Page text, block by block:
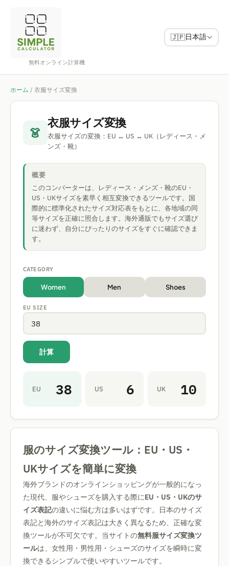
無料オンライン計算機
🇯🇵日本語
ホーム / 衣服サイズ変換
👗
衣服サイズ変換
衣服サイズの変換：EU ↔ US ↔ UK（レディース・メ
ンズ・靴）
概要
このコンバーターは、レディース・メンズ・靴のEU・
US・UKサイズを素早く相互変換できるツールです。国
際的に標準化されたサイズ対応表をもとに、各地域の同
等サイズを正確に照合します。海外通販でもサイズ選び
に迷わず、自分にぴったりのサイズをすぐに確認できま
す。
CATEGORY
Women Men Shoes
EU SIZE
計算
EU 38 US 6 UK 10
服のサイズ変換ツール：EU・US・
UKサイズを簡単に変換
海外ブランドのオンラインショッピングが一般的になっ
た現代、服やシューズを購入する際にEU・US・UKのサ
イズ表記の違いに悩む方は多いはずです。日本のサイズ
表記と海外のサイズ表記は大きく異なるため、正確な変
換ツールが不可欠です。当サイトの無料服サイズ変換ツ
ールは、女性用・男性用・シューズのサイズを瞬時に変
換できるシンプルで使いやすいツールです。